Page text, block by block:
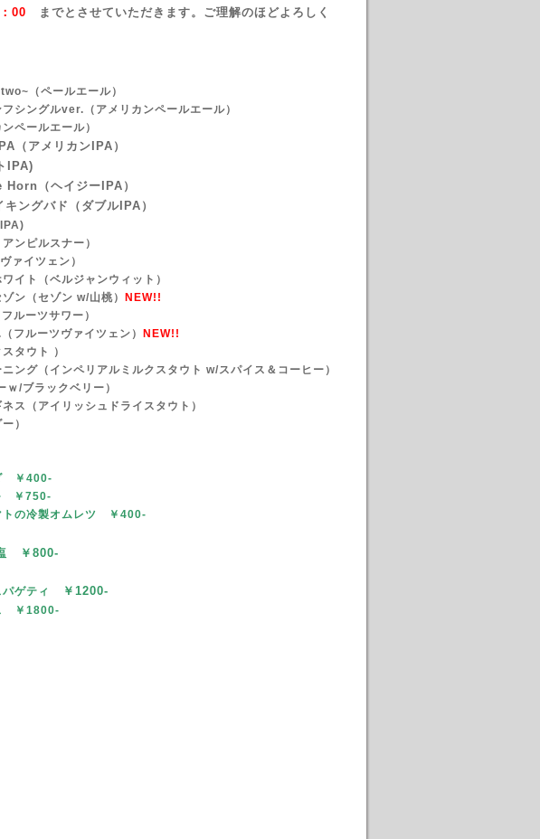
00
までとさせていただきます。ご理解のほどよろしく
（ペールエール）
シングルver.（アメリカンペールエール）
ペールエール）
（アメリカンIPA）
IPA)
（ヘイジーIPA）
ングバド
（ダブルIPA）
IPA)
ンピルスナー）
ァイツェン）
イト（ベルジャンウィット）
ン（セゾン w/山桃）
NEW!!
ルーツサワー）
フルーツヴァイツェン）
NEW!!
タウト ）
グ（インペリアルミルクスタウト w/スパイス＆コーヒー）
/ブラックベリー）
ス（アイリッシュドライスタウト）
）
￥400-
￥750-
トの冷製オムレツ ￥400-
塩 ￥800-
ゲティ
￥1200-
￥1800-